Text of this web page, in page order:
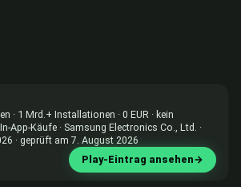
· 1 Mrd.+ Installationen · 0 EUR · kein
App-Käufe · Samsung Electronics Co., Ltd. ·
· geprüft am 7. August 2026
Play-Eintrag ansehen→